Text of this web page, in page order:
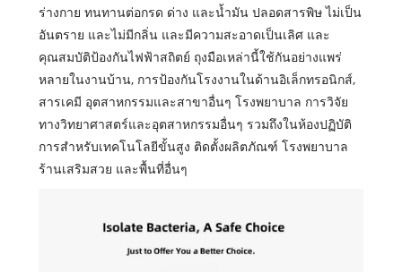
ร่างกาย ทนทานต่อกรด ด่าง และน้ำมัน ปลอดสารพิษ ไม่เป็น
อันตราย และไม่มีกลิ่น และมีความสะอาดเป็นเลิศ และ
คุณสมบัติป้องกันไฟฟ้าสถิตย์ ถุงมือเหล่านี้ใช้กันอย่างแพร่
หลายในงานบ้าน, การป้องกันโรงงานในด้านอิเล็กทรอนิกส์,
สารเคมี อุตสาหกรรมและสาขาอื่นๆ โรงพยาบาล การวิจัย
ทางวิทยาศาสตร์และอุตสาหกรรมอื่นๆ รวมถึงในห้องปฏิบัติ
การสำหรับเทคโนโลยีขั้นสูง ติดตั้งผลิตภัณฑ์ โรงพยาบาล
ร้านเสริมสวย และพื้นที่อื่นๆ